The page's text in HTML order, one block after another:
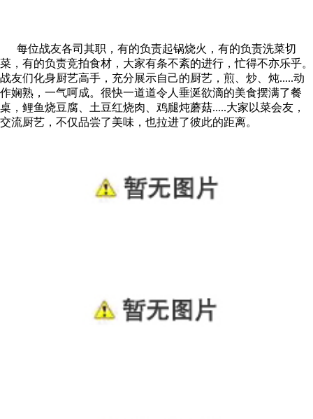
每位战友各司其职，有的负责起锅烧火，有的负责洗菜切
菜，有的负责竞拍食材，大家有条不紊的进行，忙得不亦乐乎。
战友们化身厨艺高手，充分展示自己的厨艺，煎、炒、炖.....动
作娴熟，一气呵成。很快一道道令人垂涎欲滴的美食摆满了餐
桌，鲤鱼烧豆腐、土豆红烧肉、鸡腿炖蘑菇.....大家以菜会友，
交流厨艺，不仅品尝了美味，也拉进了彼此的距离。